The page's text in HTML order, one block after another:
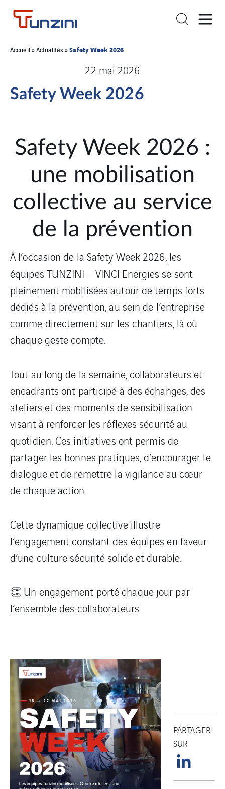
Accueil»Actualités»Safety Week 2026
22 mai 2026
Safety Week 2026
Safety Week 2026 :
une mobilisation
collective au service
de la prévention
À l’occasion de la Safety Week 2026, les
équipes TUNZINI – VINCI Energies se sont
pleinement mobilisées autour de temps forts
dédiés à la prévention, au sein de l’entreprise
comme directement sur les chantiers, là où
chaque geste compte.
Tout au long de la semaine, collaborateurs et
encadrants ont participé à des échanges, des
ateliers et des moments de sensibilisation
visant à renforcer les réflexes sécurité au
quotidien. Ces initiatives ont permis de
partager les bonnes pratiques, d’encourager le
dialogue et de remettre la vigilance au cœur
de chaque action.
Cette dynamique collective illustre
l’engagement constant des équipes en faveur
d’une culture sécurité solide et durable.
👏 Un engagement porté chaque jour par
l’ensemble des collaborateurs.
PARTAGER
SUR